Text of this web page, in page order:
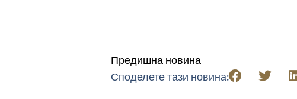
Предишна новина
Споделете тази новина: